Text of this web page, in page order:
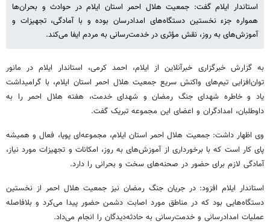
استاندار ایلام گفت: جمعیت هلال احمر استان ایلام در حوادث و بحران‌ها
همواره جزء نخستین دستگاه‌های امدادرسان بوده و با آمادگی، تجهیزات و
آموزش‌های به روز، نقش مؤثری در خدمت‌رسانی به مردم ایفا می‌کند.
به گزارش خبرگزاری خبرآنلاین از ایلام، احمد کرمی، استاندار ایلام در مانور
توان‌افزایی تیم‌های واکنش سریع جمعیت هلال احمر استان ایلام، با گرامیداشت
یاد و خاطره شهدای جنگ رمضان و شهدای خدمت، هفته هلال احمر را به
داوطلبان، امدادگران و اعضای این مجموعه تبریک گفت.
وی اظهار داشت: جمعیت هلال احمر استان ایلام، مجموعه‌ای پویا، فعال و همیشه
پای کار است که با برخورداری از آموزش‌های به روز، امکانات و تجهیزات مورد نیاز،
آمادگی لازم برای حضور در صحنه‌های سخت و بحرانی را دارد.
استاندار ایلام افزود: در جریان جنگ رمضان نیز جمعیت هلال احمر از نخستین
دستگاه‌هایی بود که در مناطق مورد اصابت دشمن حضور پیدا می‌کرد و بلافاصله
عملیات امدادرسانی و خدمت‌رسانی به حادثه‌دیدگان را انجام می‌داد.